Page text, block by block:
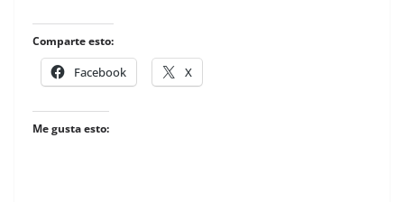
Comparte esto:
Facebook X
Me gusta esto: